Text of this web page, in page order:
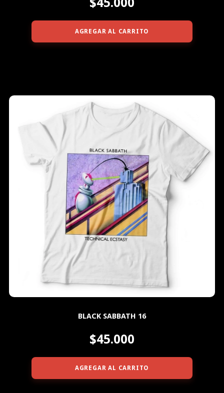
AGREGAR AL CARRITO
BLACK SABBATH 16
$45.000
AGREGAR AL CARRITO